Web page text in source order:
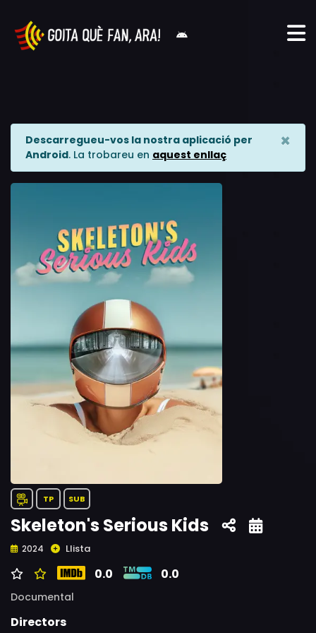
Descarregueu-vos la nostra aplicació per
Android. La trobareu en aquest enllaç
×
TP SUB
Skeleton's Serious Kids
2024 Llista
0.0 0.0
Documental
Directors